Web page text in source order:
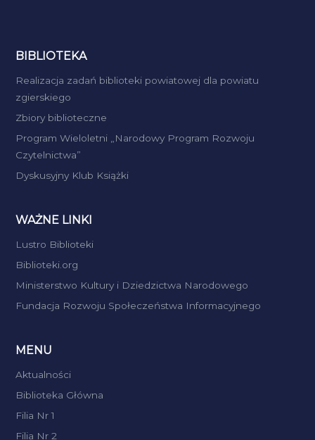
BIBLIOTEKA
Realizacja zadań biblioteki powiatowej dla powiatu
zgierskiego
Zbiory biblioteczne
Program Wieloletni „Narodowy Program Rozwoju
Czytelnictwa”
Dyskusyjny Klub Książki
WAŻNE LINKI
Lustro Biblioteki
Biblioteki.org
Ministerstwo Kultury i Dziedzictwa Narodowego
Fundacja Rozwoju Społeczeństwa Informacyjnego
MENU
Aktualności
Biblioteka Główna
Filia Nr 1
Filia Nr 2